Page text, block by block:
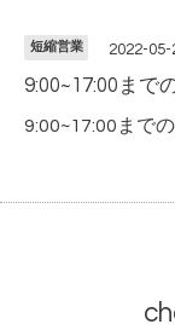
短縮営業 2022-05-
9:00~17:00まで
9:00~17:00まで